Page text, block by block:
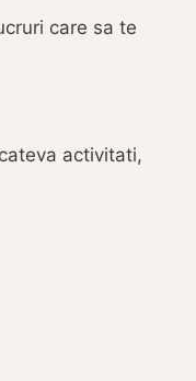
care sa te
activitati,